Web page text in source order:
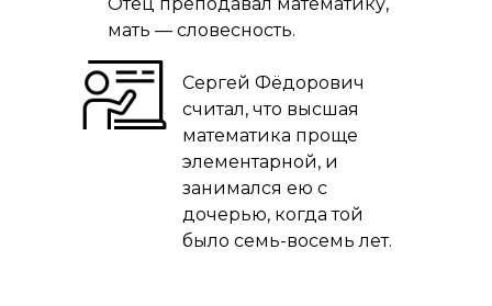
мать — словесность.
Сергей Фёдорович
считал, что высшая
математика проще
элементарной, и
занимался ею с
дочерью, когда той
было семь-восемь лет.